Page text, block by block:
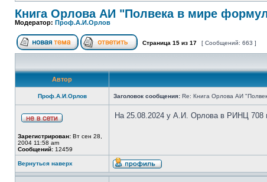
Книга Орлова АИ "Полвека в мире
Модератор: Проф.А.И.Орлов
Страница 15 из 17 [ Сообщений: 663 ]
Автор
Проф.А.И.Орлов Заголовок сообщения: Re: Книга Орлова АИ
Зарегистрирован: Вт сен 28,
2004 11:58 am
Сообщений: 12459
На 25.08.2024 у А.И. Орлова в РИНЦ 708
Вернуться наверх